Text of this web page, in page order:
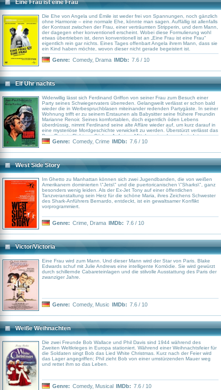
Eine Frau ist eine Frau
Die Ehe von Angela und Émile ist weder frei von Spannungen, noch gänzlich
ohne Harmonie – eine normale Ehe, könnte man sagen. Auffällig ist allenfalls
der Kontrast zwischen der Frau, einer verträumten Stripperin, und dem Mann,
der dagegen eher konventionell erscheint. Wobei diese Formulierung wohl
etwas übertrieben ist, denn konventionell ist an „Eine Frau ist eine Frau“
eigentlich rein gar nichts. Eines Tages offenbart Angela ihrem Mann, dass sie
ein Kind haben möchte, wovon dieser nicht gerade begeistert ist.
Genre: Comedy, Drama IMDb: 7.6 / 10
Elf Uhr nachts
Widerwillig lässt sich Ferdinand Griffon von seiner Frau zum Besuch einer
Party seines Schwiegervaters überreden. Gelangweilt verlässt er schon bald
wieder die in Werbespruchblasen miteinander redenden Partygäste. In seiner
Wohnung trifft er zu seinem Erstaunen als Babysitter seine frühere Freundin
Marianne Renoir. Seines komfortablen, doch eigentlich öden Lebens
überdrüssig, nimmt Ferdinand seine alte Affäre wieder auf, um kurz darauf in
eine mysteriöse Mordgeschichte verwickelt zu werden. Überstürzt verlässt das
Paar Paris in Richtung Süden. Auf einer Mittelmeerinsel verschwindet
Marianne spurlos. Wenige Wochen später findet Ferdinand sie in Toulon mit
Waffengeschäften zu verdienen scheint. Noch einmal lässt sich Ferdinand
von Marianne zu einer gefährlichen Aktion überreden...
Genre: Comedy, Crime IMDb: 7.6 / 10
West Side Story
Im Ghetto zu Manhattan können sich zwei Jugendbanden, die von weißen
Amerikanern dominierten \"Jets\" und die puertoricanischen \"Sharks\", ganz
besonders wenig leiden. Als der Ex-Jet Tony auf einer öffentlichen
Tanzveranstaltung sein Herz für die schöne Maria, ihres Zeichens Schwester
des Shark-Anführers Bernardo, entdeckt, ist ein gewaltsamer Konflikt
vorprogrammiert.
Genre: Crime Drama IMDb: 7.6 / 10
Victor/Victoria
Eine Frau wird zum Mann. Und dieser Mann wird der Star von Paris. Blake
Edwards schuf mit Julie Andrews eine intelligente Komödie. Sie wird gewürzt
durch schillernde Cabareteinlagen und die stilvolle Ausstattung des Paris der
zwanziger Jahre.
Genre: Comedy, Music IMDb: 7.6 / 10
Weiße Weihnachten
Die zwei Freunde Bob Wallace und Phil Davis sind 1944 während des
Zweiten Weltkrieges in Europa stationiert. Während einer Weihnachtsfeier für
die Soldaten singt Bob das Lied White Christmas. Kurz nach der Feier wird
das Lager angegriffen; Phil zieht Bob von einer umstürzenden Mauer weg
und rettet ihm so das Leben.
Genre: Comedy, Musical IMDb: 7.6 / 10